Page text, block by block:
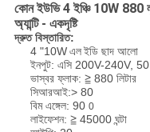
কোন ইউভি 4 ইঞ্চি 10W 880
অ্যান্টি - একদৃষ্টি
দ্রুত বিস্তারিত:
4 "10Wএলইডি ছাদ আলো
ইনপুট: এসি 200V-240V,
ভাস্বর ফ্লাক: ≧ 880 লিটার
সিআরআই:> 80
বিম এঙ্গেল: 90 0
লাইফেশন: ≧ 45000 ঘন্টা